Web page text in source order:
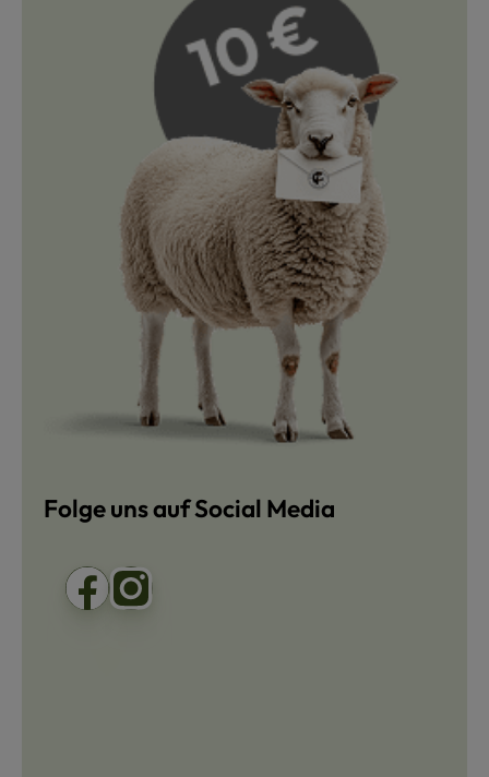
Folge uns auf Social Media